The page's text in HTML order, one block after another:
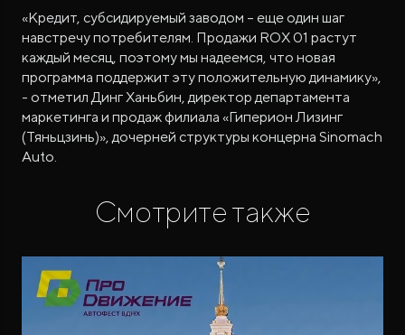
«Кредит, субсидируемый заводом – еще один шаг
навстречу потребителям. Продажи ROX 01 растут
каждый месяц, поэтому мы надеемся, что новая
программа поддержит эту положительную динамику»,
- отметил Динг Ханьбин, директор департамента
маркетинга и продаж филиала «Гиперион Лизинг
(Тяньцзинь)», дочерней структуры концерна Sinomach
Auto.
Смотрите также